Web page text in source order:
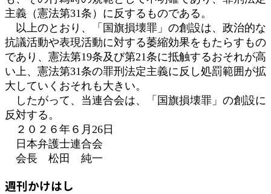
主義（憲法第31条）に反するものである。
以上のとおり、「国旗損壊罪」の創設は、政治的な
抗議活動や表現活動に対する萎縮効果をもたらすもの
であり、憲法第19条及び第21条に抵触するおそれが高
い上、憲法第31条の罪刑法定主義に反し処罰範囲が拡
大していくおそれも大きい。
したがって、当連合会は、「国旗損壊罪」の創設に
反対する。
２０２６年６月26日
日本弁護士連合会
会長 松田 純一
週刊かけはし